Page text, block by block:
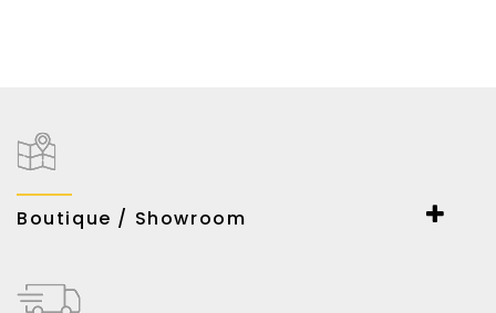
Boutique / Showroom
75008 Paris